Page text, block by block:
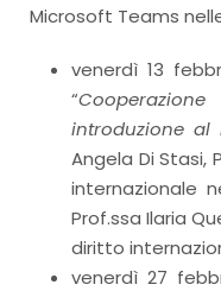
Microsoft Teams
venerdì 13
“
introduzione al
Angela Di Stasi,
internazionale
Prof.ssa Ilaria
diritto
venerdì 27